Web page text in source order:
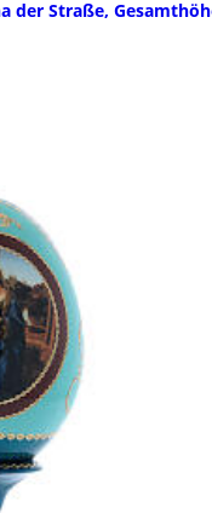
der Straße,